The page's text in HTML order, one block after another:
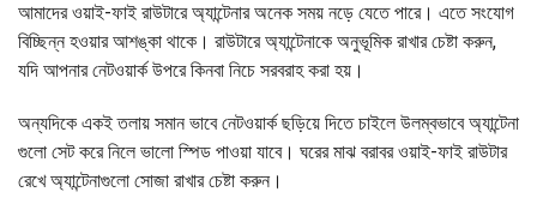
আমাদের ওয়াই-ফাই রাউটারে অ্যান্টেনার অনেক সময় নড়ে যেতে পারে। এতে সংযোগ
বিচ্ছিন্ন হওয়ার আশঙ্কা থাকে। রাউটারে অ্যান্টেনাকে অনুভূমিক রাখার চেষ্টা করুন,
যদি আপনার নেটওয়ার্ক উপরে কিনবা নিচে সরবরাহ করা হয়।
অন্যদিকে একই তলায় সমান ভাবে নেটওয়ার্ক ছড়িয়ে দিতে চাইলে উলম্বভাবে অ্যান্টেনা
গুলো সেট করে নিলে ভালো স্পিড পাওয়া যাবে। ঘরের মাঝ বরাবর ওয়াই-ফাই রাউটার
রেখে অ্যান্টেনাগুলো সোজা রাখার চেষ্টা করুন।